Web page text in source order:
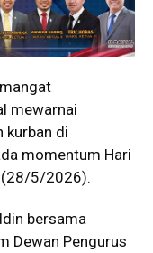
mewarnai
kurban di
momentum Hari
(28/5/2026).
bersama
Dewan Pengurus